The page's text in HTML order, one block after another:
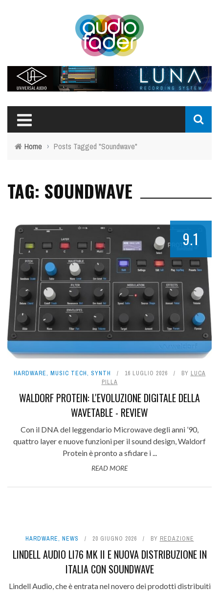
Home › Posts Tagged "Soundwave"
TAG: SOUNDWAVE
9.1
HARDWARE, MUSIC TECH, SYNTH 16 LUGLIO 2026 BY LUCA
PILLA
WALDORF PROTEIN: L'EVOLUZIONE DIGITALE DELLA
WAVETABLE - REVIEW
Con il DNA del leggendario Microwave degli anni ’90,
quattro layer e nuove funzioni per il sound design, Waldorf
Protein è pronto a sfidare i ...
READ MORE
HARDWARE, NEWS 20 GIUGNO 2026 BY REDAZIONE
LINDELL AUDIO LI76 MK II E NUOVA DISTRIBUZIONE IN
ITALIA CON SOUNDWAVE
Lindell Audio, che è entrata nel novero dei prodotti distribuiti